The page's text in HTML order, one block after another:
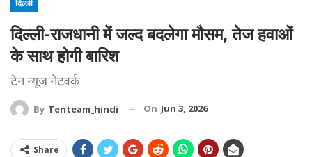
दिल्ली
दिल्ली-राजधानी में जल्द बदलेगा मौसम, तेज हवाओं
के साथ होगी बारिश
टेन न्यूज नेटवर्क
By Tenteam_hindi On Jun 3, 2026
Share